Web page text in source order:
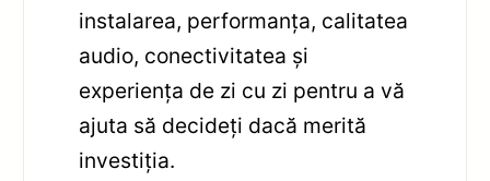
instalarea, performanța, calitatea
audio, conectivitatea și
experiența de zi cu zi pentru a vă
ajuta să decideți dacă merită
investiția.